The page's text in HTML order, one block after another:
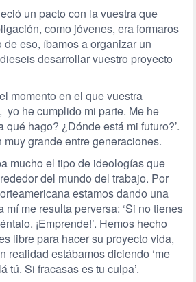
un pacto con la vuestra que
como jóvenes, era formaros
eso, íbamos a organizar un
desarrollar vuestro proyecto
momento en el que vuestra
yo he cumplido mi parte. Me he
qué hago? ¿Dónde está mi futuro?’.
grande entre generaciones.
mucho el tipo de ideologías que
del mundo del trabajo. Por
estamos dando una
mí me resulta perversa: ‘Si no tienes
¡Emprende!’. Hemos hecho
libre para hacer su proyecto vida,
realidad estábamos diciendo ‘me
tú. Si fracasas es tu culpa’.